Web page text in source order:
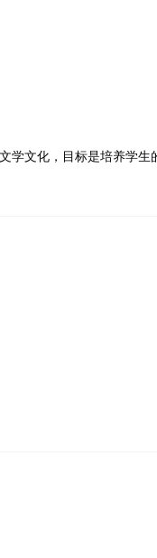
学文化，目标是培养学生